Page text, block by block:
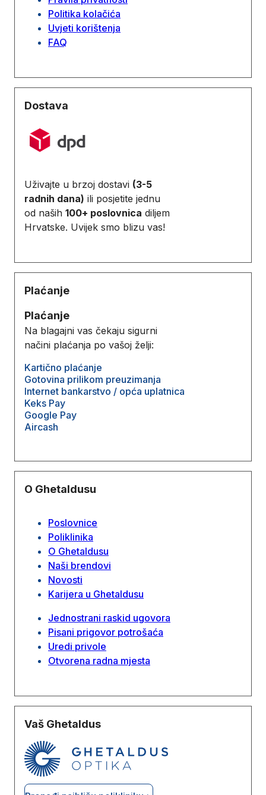
Politika kolačića
Uvjeti korištenja
FAQ
Dostava
Uživajte u brzoj dostavi (3-5
radnih dana) ili posjetite jednu
od naših 100+ poslovnica diljem
Hrvatske. Uvijek smo blizu vas!
Plaćanje
Plaćanje
Na blagajni vas čekaju sigurni
načini plaćanja po vašoj želji:
Kartično plaćanje
Gotovina prilikom preuzimanja
Internet bankarstvo / opća uplatnica
Keks Pay
Google Pay
Aircash
O Ghetaldusu
Poslovnice
Poliklinika
O Ghetaldusu
Naši brendovi
Novosti
Karijera u Ghetaldusu
Jednostrani raskid ugovora
Pisani prigovor potrošaća
Uredi privole
Otvorena radna mjesta
Vaš Ghetaldus